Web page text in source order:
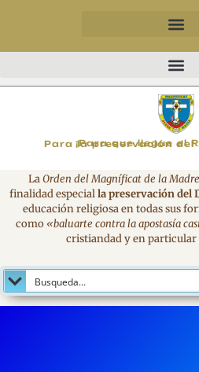
Para la preservación del
¡Para que llegue el
LaOrden del Magníficat de la
finalidad especialla preservación del
educación religiosa en todas sus
como «baluarte contra la apostasía
cristiandad y en particular